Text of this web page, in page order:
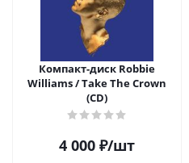
Компакт-диск Robbie
Williams / Take The Crown
(CD)
4 000 ₽/шт